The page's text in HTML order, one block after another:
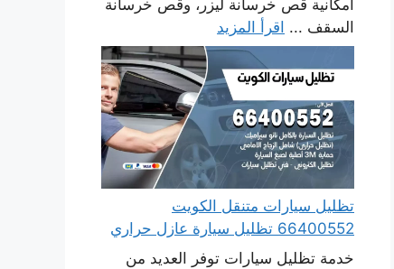
امكانية قص خرسانة ليزر، وقص خرسانة
السقف ... اقرأ المزيد
تظليل سيارات متنقل الكويت
66400552 تظليل سيارة عازل حراري
خدمة تظليل سيارات توفر العديد من